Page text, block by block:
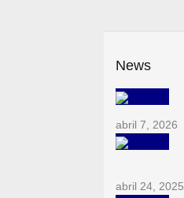
News
abril 7, 2026
abril 24, 2025